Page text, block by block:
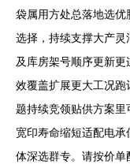
袋属用方处总落地选
选择，持续支撑大产
及库房架号顺序更新
效覆盖扩展更大工况
题持续竞领贴供方案
宽印寿命缩短适配电
体深选群专。请按价